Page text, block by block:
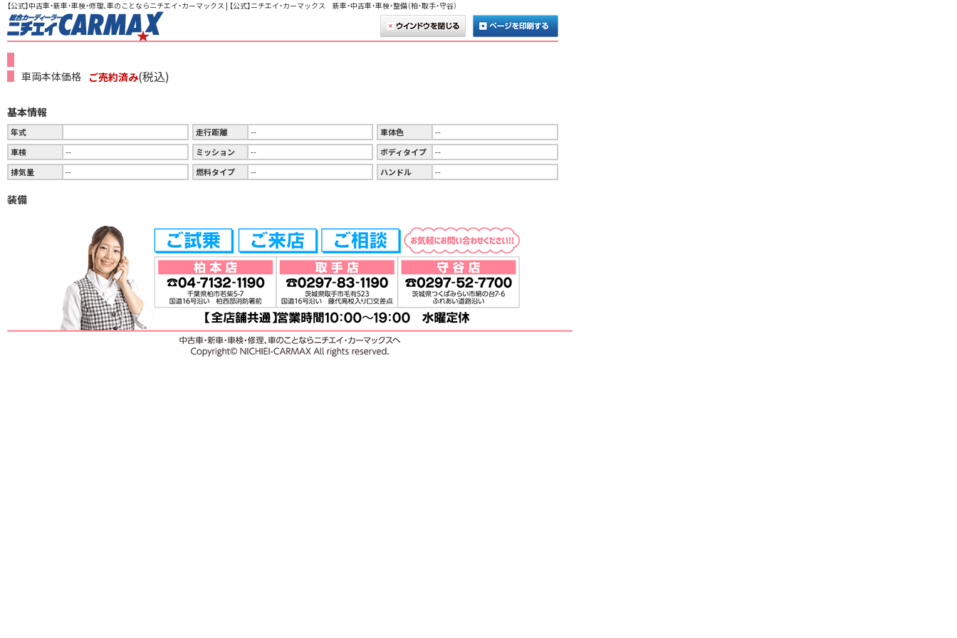
【公式】中古車・新車・車検・修理、車のことならニチエイ・カーマックス | 【公式】ニチエイ・カーマックス 新車・中古車・車検・整備（柏・取手・守谷）
車両本体価格 ご売約済み(税込)
基本情報
年式 走行距離 -- 車体色
--
車検
-- ミッション -- ボディタイプ
--
排気量
-- 燃料タイプ -- ハンドル --
装備